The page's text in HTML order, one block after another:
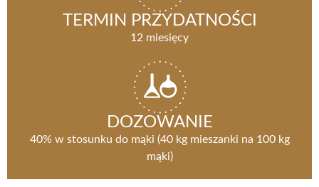
TERMIN PRZYDATNOŚCI
12 miesięcy
DOZOWANIE
40% w stosunku do mąki (40 kg mieszanki na 100 kg
mąki)